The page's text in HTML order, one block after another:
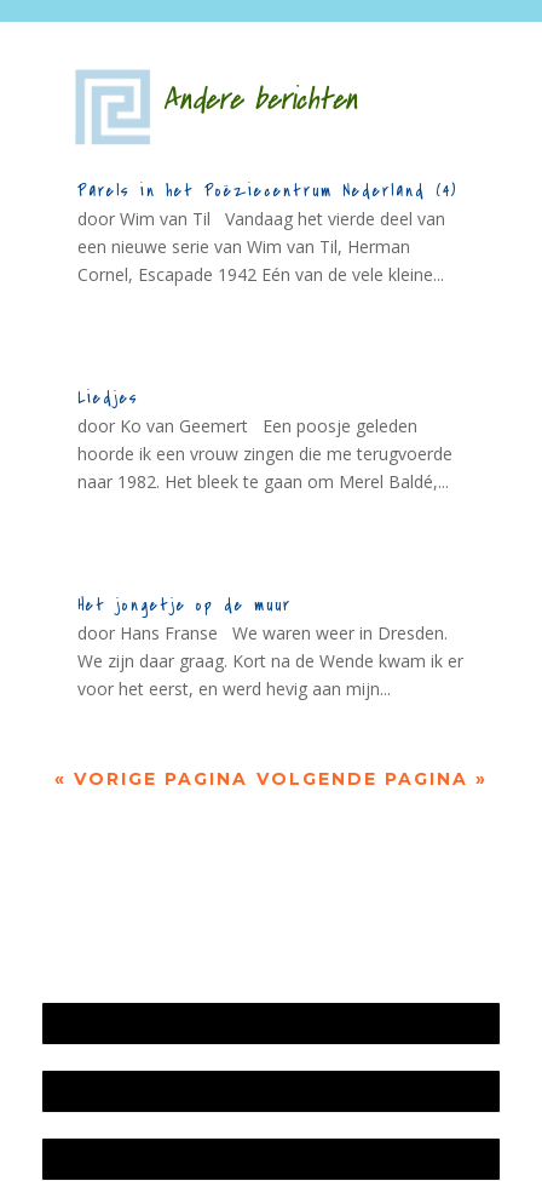
Andere berichten
Parels in het Poëziecentrum Nederland (4)
door Wim van Til Vandaag het vierde deel van
een nieuwe serie van Wim van Til, Herman
Cornel, Escapade 1942 Eén van de vele kleine...
Liedjes
door Ko van Geemert Een poosje geleden
hoorde ik een vrouw zingen die me terugvoerde
naar 1982. Het bleek te gaan om Merel Baldé,...
Het jongetje op de muur
door Hans Franse We waren weer in Dresden.
We zijn daar graag. Kort na de Wende kwam ik er
voor het eerst, en werd hevig aan mijn...
« VORIGE PAGINA VOLGENDE PAGINA »